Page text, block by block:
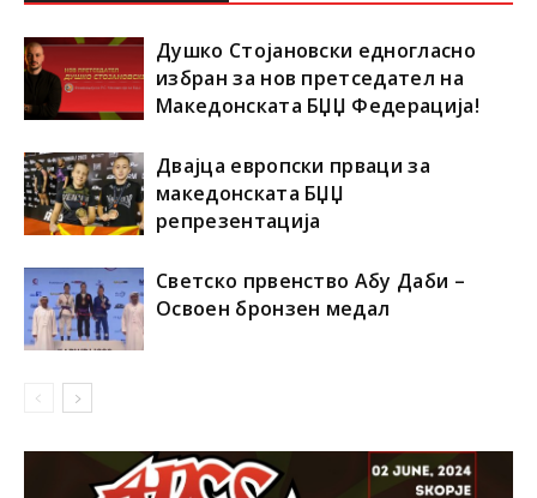
Душко Стојановски едногласно
избран за нов претседател на
Македонската БЏЏ Федерација!
Двајца европски прваци за
македонската БЏЏ
репрезентација
Светско првенство Абу Даби –
Освоен бронзен медал